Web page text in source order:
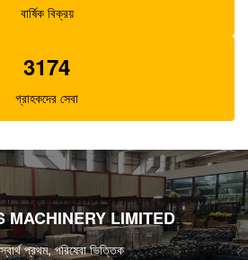
বার্ষিক বিক্রয়
3174
গ্রাহকদের সেবা
MACHINERY LIMITED
প্রথম, পরিষেবা ভিত্তিক